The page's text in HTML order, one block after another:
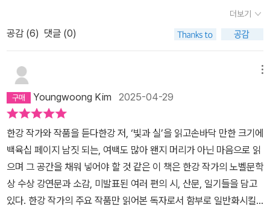
지 않고 생을 마감할 수 있도록 오늘도 충분히 읽고, 생각하고, 변화하
고, 노력하고자 한다. 어둠보다는 빛을 향하고, 강함보다는 약함을 바
라보면서 살고자 동행하는 사람들을 만나는 기쁨을 누리고 있다. 그
래서 만난 한강 작가이다. 보통 사람을 인정하고, 그들을 사랑하며, 그
가 책들을 위해 주방을 간단하게 계획한 이유까지도 공감하게 된다.
마당이 있는 작은 집이 배경으로 등장하는 작가의 집에 대한 이야기
들이 등장한다. 특히 학살을 경험한 살아남은 자들이 온전한 삶을 살
아가지 못한다는 것을 책에서도 만나면서 기억나는 장면으로 남는다.
이곳은 그녀의 집. 톱을 깔고 자는 어머니와 밤이면 섬망에 시달리며
산으로 올라가는 아버지의 집​- P51행렬. 그 모든 행렬들. 아메리칸인
디언들. 아우슈비츠. 내가 그 밤 서울에서 본, 머리가 길고 걸음이 느
폐허 같은 구조물들과 초록 숲 사이를 걷다 돌아오기도 했다'라고 쓰
셨는데(43쪽) 나도 가봐야지. '폐허 같은 구조물'이 어떤 건지 궁금하
날까지 쓴 소설의 다음을 이어 쓰기.2. 당시 살던 집 근처의 천변을 하
루 한 번 이상 걷기.3. 보통 녹차 잎을 우리는 찻주전자에 홍차 잎을
우린 다음 책상으로 돌아갈 때마다 한 잔씩만 마시기. (61쪽)'늘 성공
했던 것은 아니다.'라는 단서를 달기는 했지만, 앞의 루틴에서 '읽기'가
'쓰기'로 바뀐 것 외에는 큰 변화가 보이지 않는다. 매일의 중심 활동
이 읽기이든 쓰기이든 간에 그러한 활동을 지속하는 데 필요한 체력
을 유지하기 위해 반드시 몸을 움직이는 시간을 가진다는 점이 본받
을 만하다. 커피가 아닌 '홍차'를 드신다는 점도 인상적이다. 홍차도
각자의 손에 들린 총과 응원봉, 폭력과 빛. 소설가가 쓴 에세이를 유독
즐겨 읽는다. 폭력과 고통이 난무하는 이 형편없는 세계에서 기어코
한 조각의 아름다움을 찾아내기 위해 분투하는 과정을 지켜보고 싶기
때문이다. 이 사람은 삶의 고통을 어떤 방식으로 견디고 있나? -101
쪽, 화단이 마당 북쪽에 있어서, 나무들이 햇빛을 볼 수 있도록 거울
세 개를 놓았다. 남중하는 햇빛이 느리게 거울을 지나가면 창문 같은
빛이 벽에 비친다.노벨문학상 수상 이후 출간된 첫 책이자 에세이집
에서, 작가는 북향집을 구입하여 마당에 작은 정원을 꾸리게 된 과정
을 이야기한다. 햇빛이 잘 닿지 않는 집이기에 거울을 사서 빛을 반사
해 나무와 꽃에게 보내기로 한다. 십오 분 간격으로 거울의 각도를 조
절해 가며 비껴가는 햇빛을 모아 나무에게 보낸다. 꽃에게 보낸다. 작
가가 포집한 빛을 먹고 나무가 자라고 꽃이 열린다. 이 세계에 빛 같은
더보기
공감 (6) 댓글 (0)
Youngwoong Kim 2025-04-29
한강 작가와 작품을 듣다한강 저, ‘빛과 실’을 읽고손바닥 만한 크기에
백육십 페이지 남짓 되는, 여백도 많아 왠지 머리가 아닌 마음으로 읽
으며 그 공간을 채워 넣어야 할 것 같은 이 책은 한강 작가의 노벨문학
상 수상 강연문과 소감, 미발표된 여러 편의 시, 산문, 일기들을 담고
있다. 한강 작가의 주요 작품만 읽어본 독자로서 함부로 일반화시킬